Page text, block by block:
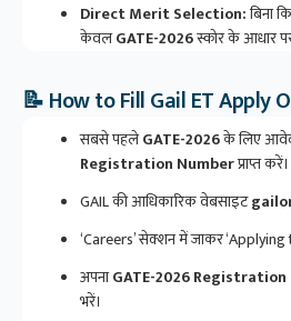
Direct Merit Selection:बिना
केवलGATE-2026स्कोर के आधार
📝 How to Fill Gail ET Apply
सबसे पहलेGATE-2026के लिए
Registration Numberप्राप्त करें।
GAIL की आधिकारिक वेबसाइट
‘Careers’ सेक्शन में जाकर ‘Applying
अपनाGATE-2026
भरें।